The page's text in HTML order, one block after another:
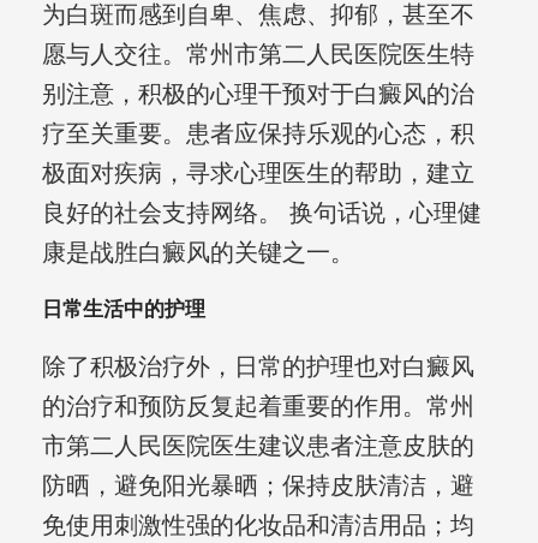
为白斑而感到自卑、焦虑、抑郁，甚至不
愿与人交往。常州市第二人民医院医生特
别注意，积极的心理干预对于白癜风的治
疗至关重要。患者应保持乐观的心态，积
极面对疾病，寻求心理医生的帮助，建立
良好的社会支持网络。 换句话说，心理健
康是战胜白癜风的关键之一。
日常生活中的护理
除了积极治疗外，日常的护理也对白癜风
的治疗和预防反复起着重要的作用。常州
市第二人民医院医生建议患者注意皮肤的
防晒，避免阳光暴晒；保持皮肤清洁，避
免使用刺激性强的化妆品和清洁用品；均